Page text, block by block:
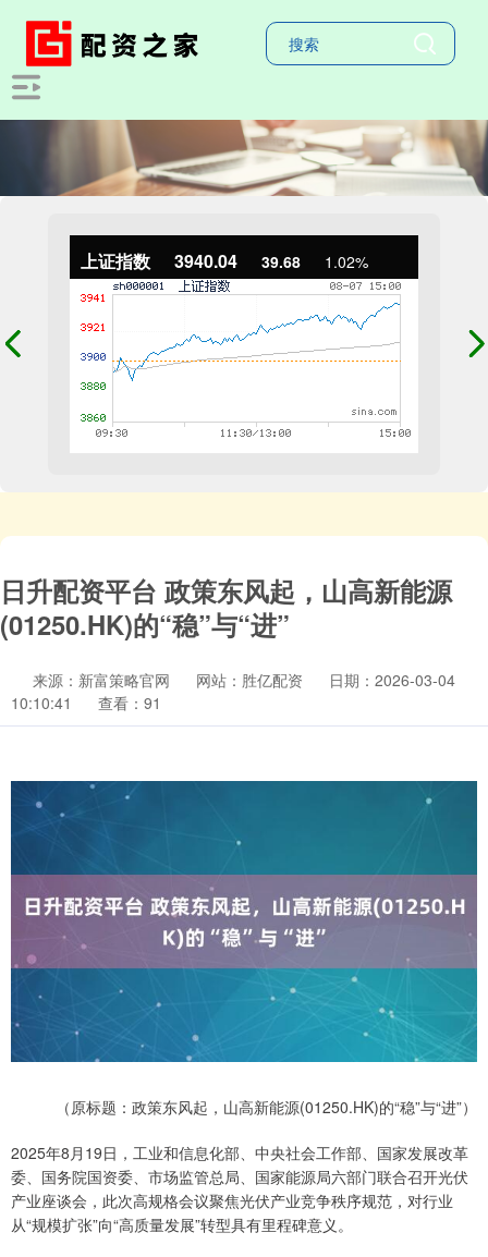
上证指数 3940.04 39.68 1.02%
日升配资平台 政策东风起，山高新能源
(01250.HK)的“稳”与“进”
来源：新富策略官网 网站：胜亿配资
日期：2026-03-04
10:10:41
查看：91
（原标题：政策东风起，山高新能源(01250.HK)的“稳”与“进”）
2025年8月19日，工业和信息化部、中央社会工作部、国家发展改革
委、国务院国资委、市场监管总局、国家能源局六部门联合召开光伏
产业座谈会，此次高规格会议聚焦光伏产业竞争秩序规范，对行业
从“规模扩张”向“高质量发展”转型具有里程碑意义。